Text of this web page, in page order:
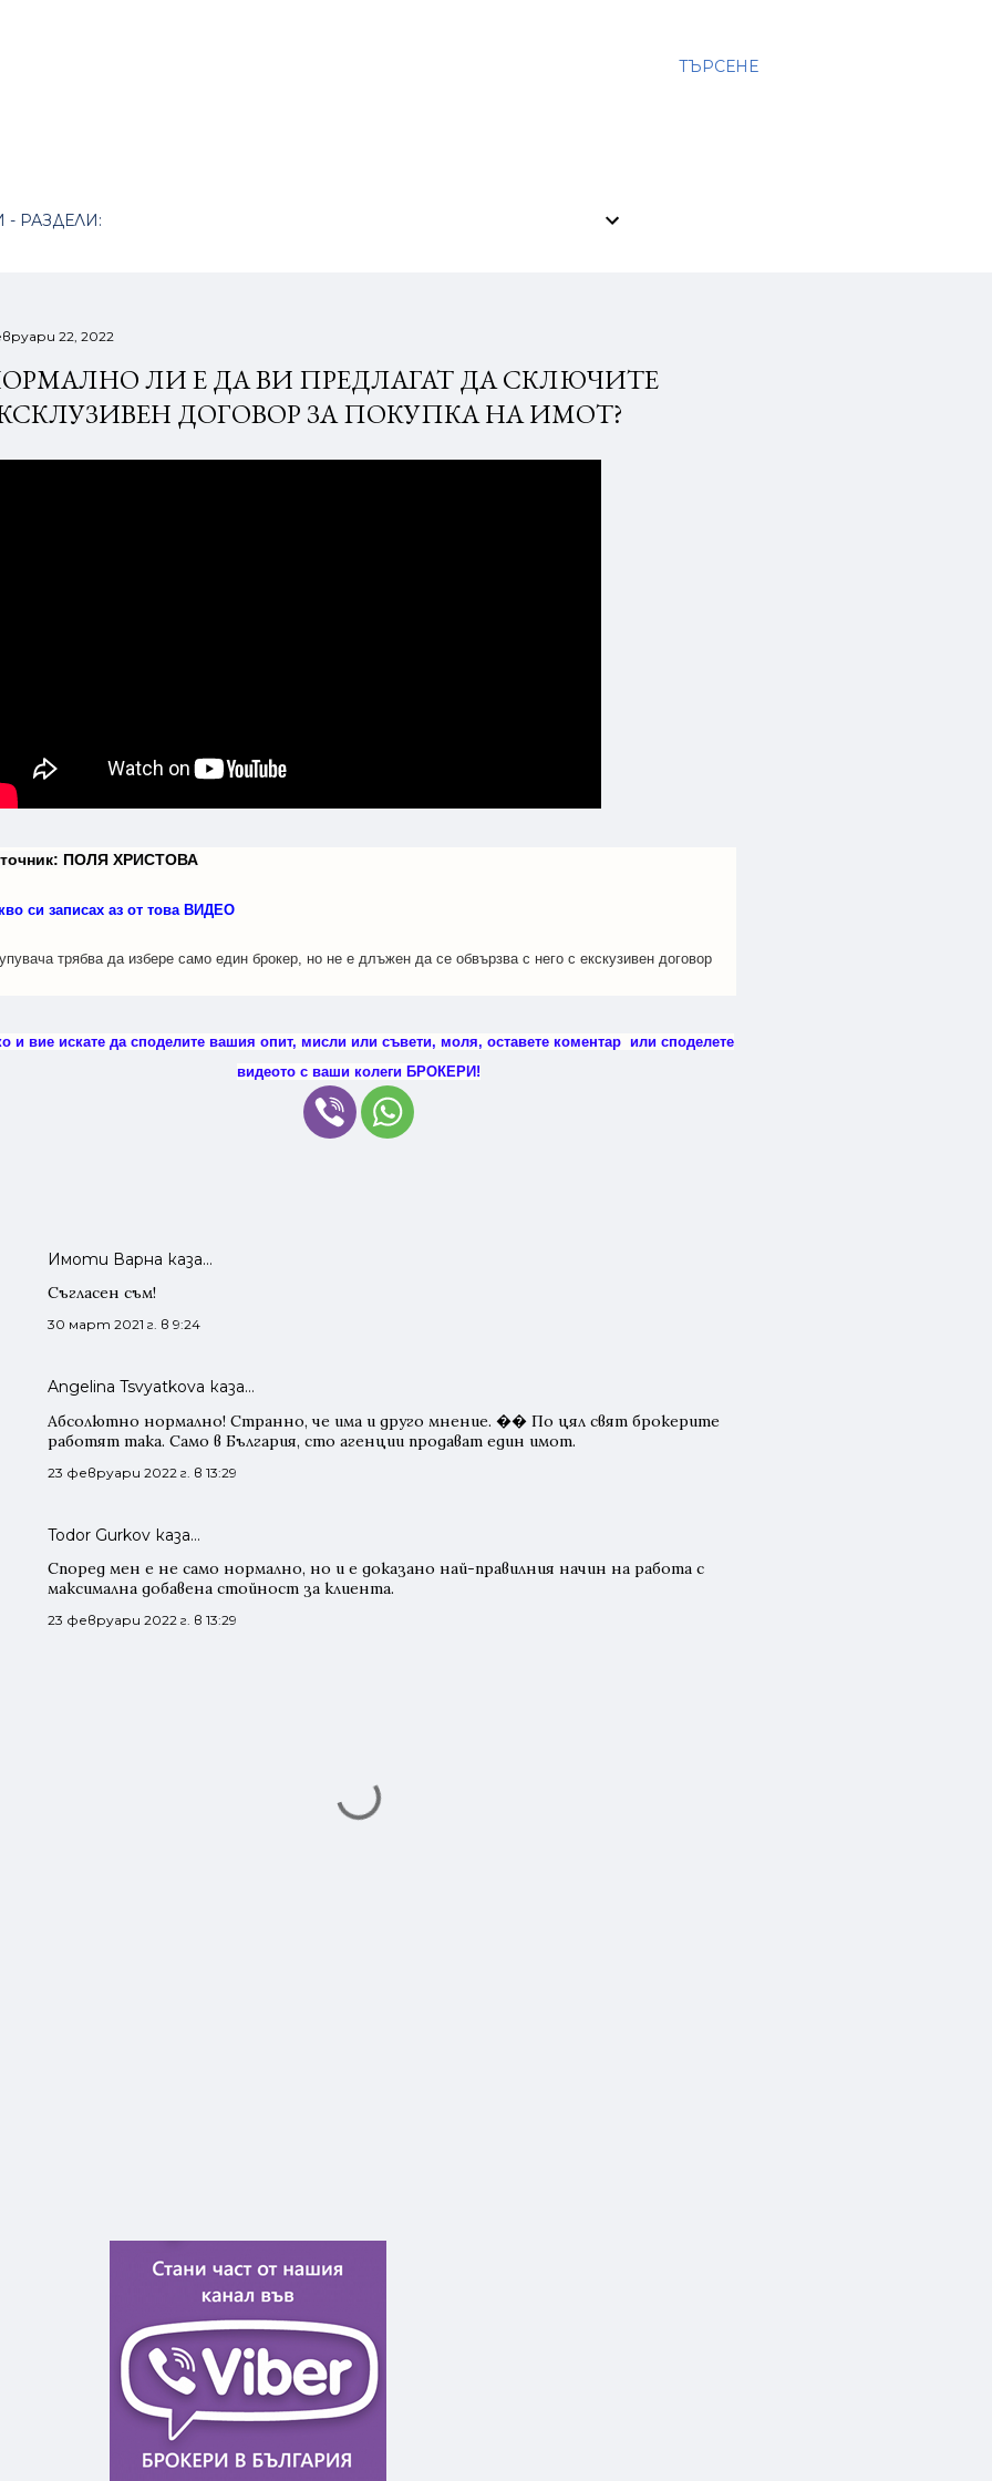
ТЪРСЕНЕ
- РАЗДЕЛИ:
22, 2022
ЛИ Е ДА ВИ ПРЕДЛАГАТ ДА СКЛЮЧИТЕ
ДОГОВОР ЗА ПОКУПКА НА ИМОТ?
ПОЛЯ ХРИСТОВА
си записах аз от това ВИДЕО
трябва да избере само един брокер, но не е длъжен да се обвързва с него с екскузивен договор
и вие искате да споделите вашия опит, мисли или съвети, моля, оставете коментар или споделете
видеото с ваши колеги БРОКЕРИ!
Имоти Варна каза…
Съгласен съм!
30 март 2021 г. в 9:24
Angelina Tsvyatkova каза…
Абсолютно нормално! Странно, че има и друго мнение. �� По цял свят брокерите
работят така. Само в България, сто агенции продават един имот.
23 февруари 2022 г. в 13:29
Todor Gurkov каза…
Според мен е не само нормално, но и е доказано най-правилния начин на работа с
максимална добавена стойност за клиента.
23 февруари 2022 г. в 13:29